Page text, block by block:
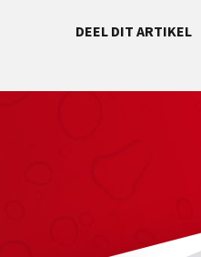
DEEL DIT ARTIKEL